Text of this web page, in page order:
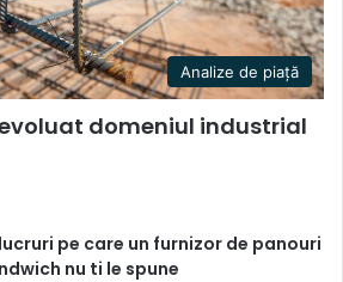
Analize de piață
domeniul industrial
pe care un furnizor de panouri
nu ti le spune